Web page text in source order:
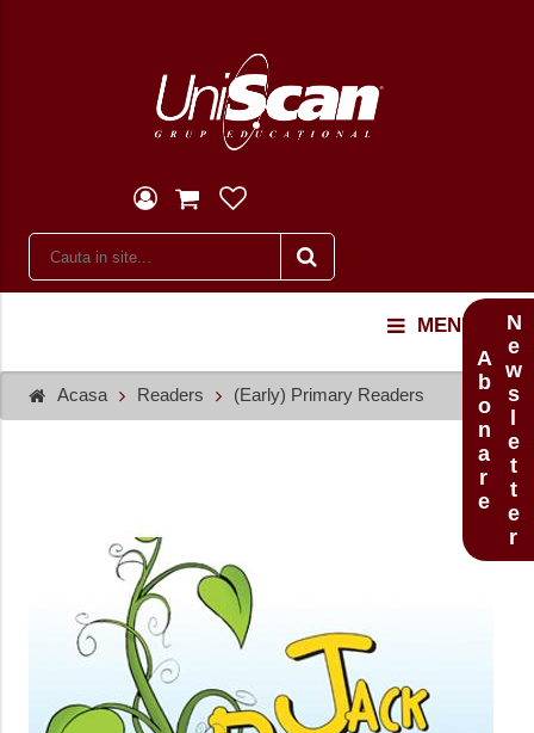
MENU
Acasa Readers (Early) Primary Readers Newsletter
Abonare